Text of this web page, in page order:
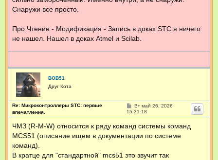
Снаружи все просто.
Про Чтение - Модификация - Запись в доках STC я ничего
не нашел. Нашел в доках Atmel и Scilab.
BOB51
Друг Кота
Re: Микроконтроллеры STC: первые
впечатления.
С
о
о
щ
е
н
Вт май 26, 2026
15:31:18
ЧМЗ (R-M-W) относится к ряду команд системы команд
MCS51 (описание ищем в документации по системе
команд).
В кратце для "стандартной" mcs51 это звучит так